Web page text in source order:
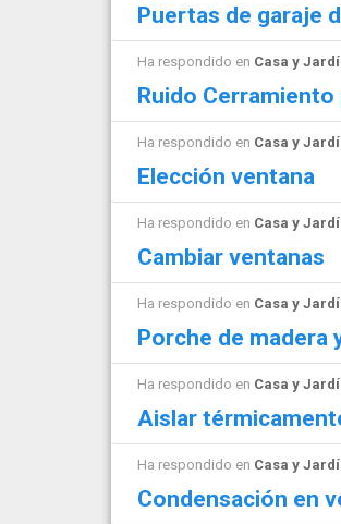
Puertas de garaje
Ha respondido en Casa y
Ruido
Ha respondido en Casa y
Elección ventana
Ha respondido en Casa y
Cambiar ventanas
Ha respondido en Casa y
Porche de madera
Ha respondido en Casa y
Aislar
Ha respondido en Casa y
Condensación en